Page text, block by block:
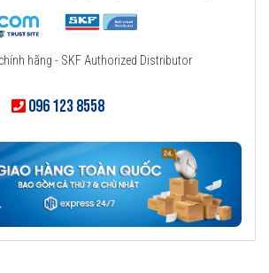
hãng - SKF Authorized Distributor
096 123 8558